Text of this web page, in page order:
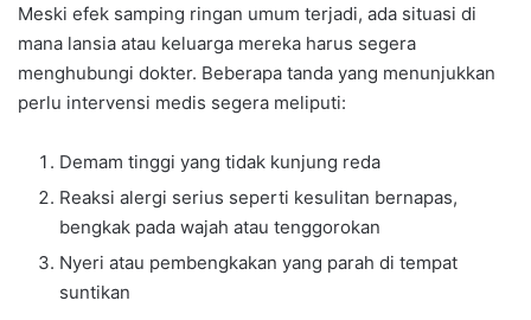
Meski efek samping ringan umum terjadi, ada situasi di
mana lansia atau keluarga mereka harus segera
menghubungi dokter. Beberapa tanda yang menunjukkan
perlu intervensi medis segera meliputi:
Demam tinggi yang tidak kunjung reda
Reaksi alergi serius seperti kesulitan bernapas,
bengkak pada wajah atau tenggorokan
Nyeri atau pembengkakan yang parah di tempat
suntikan